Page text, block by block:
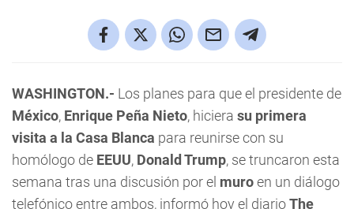
WASHINGTON.- Los planes para que el presidente de
México, Enrique Peña Nieto, hiciera su primera
visita a la Casa Blanca para reunirse con su
homólogo de EEUU, Donald Trump, se truncaron esta
semana tras una discusión por el muroen un diálogo
telefónico entre ambos, informó hoy el diarioThe